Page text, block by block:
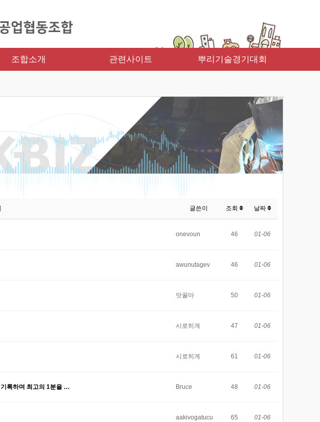
조합소개 관련사이트 뿌리기술경기대회
글쓴이 조회 날짜
onevoun 46 01-06
awunutagev 46 01-06
맛꿀마 50 01-06
시로히게 47 01-06
시로히게 61 01-06
록하며 최고의 1분을 … Bruce 48 01-06
aakivogatucu 65 01-06